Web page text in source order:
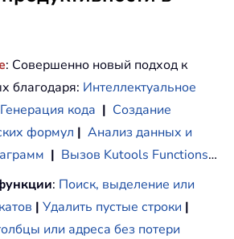
: Совершенно новый подход к
благодаря: Интеллектуальное
Генерация кода | Создание
формул | Анализ данных и
| Вызов Kutools Functions…
: Поиск, выделение или
| Удалить пустые строки |
или адреса без потери